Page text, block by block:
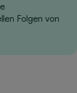
Folgen von